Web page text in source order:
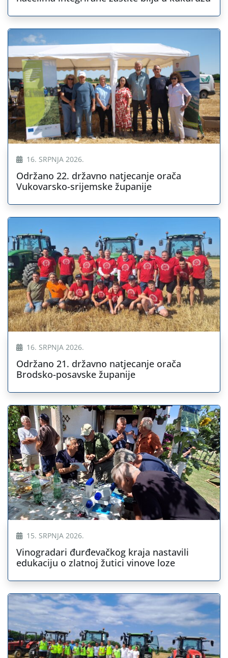
16. SRPNJA 2026.
Održano 22. državno natjecanje orača
Vukovarsko-srijemske županije
16. SRPNJA 2026.
Održano 21. državno natjecanje orača
Brodsko-posavske županije
15. SRPNJA 2026.
Vinogradari đurđevačkog kraja nastavili
edukaciju o zlatnoj žutici vinove loze